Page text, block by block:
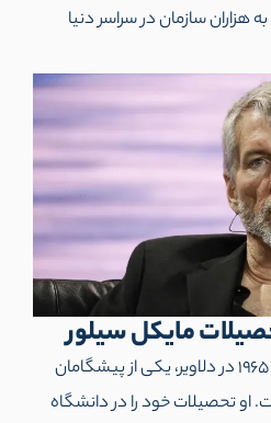
هزاران سازمان در سراسر دنیا
مایکل سیلور
مایکل سیلور، متولد ۴ فوریه ۱۹۶۵ در دلاویر، یکی از پیشگامان
او تحصیلات خود را در دانشگاه